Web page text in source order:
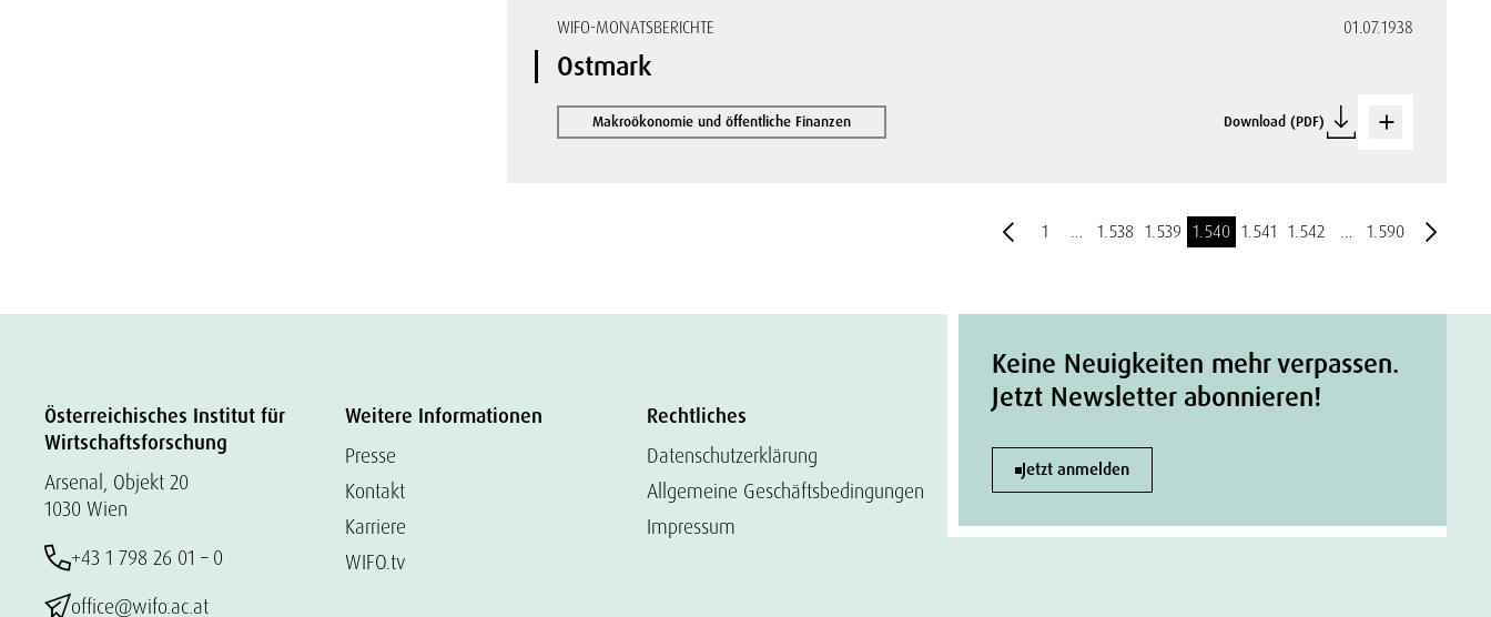
WIFO-MONATSBERICHTE 01.07.1938
Ostmark
Makroökonomie und öffentliche Finanzen Download (PDF)
1 … 1.538 1.539 1.540 1.541 1.542 … 1.590
Österreichisches Institut für
Wirtschaftsforschung
Arsenal, Objekt 20
1030 Wien
+43 1 798 26 01 – 0
office@wifo.ac.at
Weitere Informationen
Presse
Kontakt
Karriere
WIFO.tv
Rechtliches
Datenschutzerklärung
Allgemeine Geschäftsbedingungen
Impressum
Keine Neuigkeiten mehr verpassen.
Jetzt Newsletter abonnieren!
Jetzt anmelden